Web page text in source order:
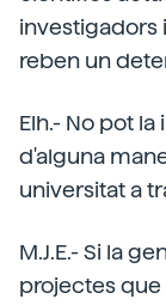
investigadors
reben un
Elh.- No pot
d'alguna
universitat a
M.J.E.- Si la
projectes que